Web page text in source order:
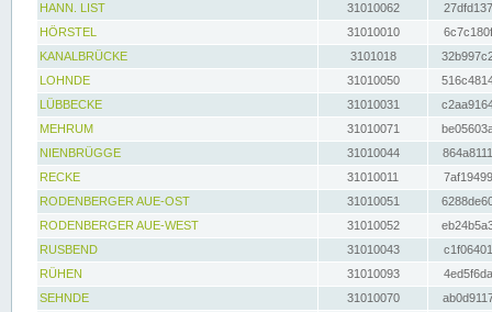
HANN. LIST
31010062
HÖRSTEL
31010010
KANALBRÜCKE
3101018
LOHNDE
31010050
LÜBBECKE
31010031
MEHRUM
31010071
NIENBRÜGGE
31010044
RECKE
31010011
RODENBERGER AUE-OST
31010051
RODENBERGER AUE-WEST
31010052
RUSBEND
31010043
RÜHEN
31010093
SEHNDE
31010070